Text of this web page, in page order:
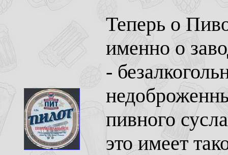
Теперь о
именно о
-
пивного
это имеет